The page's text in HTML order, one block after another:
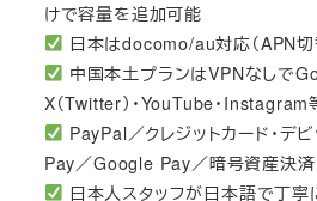
けで容量を追加可能
日本はdocomo/au対応（APN切
中国本土プランはVPNなしで
X（Twitter）・YouTube・
PayPal／クレジットカード・デ
Pay／Google Pay／暗号資産決
日本人スタッフが日本語で丁寧